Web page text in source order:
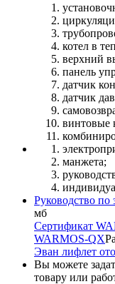
котел в
верхний
панель
датчик
датчик
винтовые
манжета;
Руководство
мб
Сертификат
WARMOS-QX
Эван лифлет
Вы можете
товару или